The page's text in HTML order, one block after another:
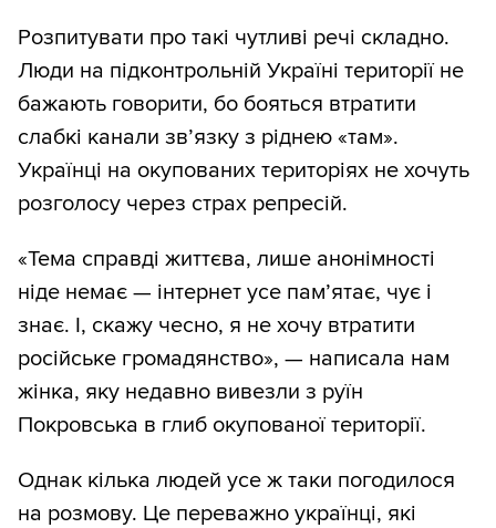
Розпитувати про такі чутливі речі складно.
Люди на підконтрольній Україні території не
бажають говорити, бо бояться втратити
слабкі канали зв’язку з ріднею «там».
Українці на окупованих територіях не хочуть
розголосу через страх репресій.
«Тема справді життєва, лише анонімності
ніде немає — інтернет усе пам’ятає, чує і
знає. І, скажу чесно, я не хочу втратити
російське громадянство», — написала нам
жінка, яку недавно вивезли з руїн
Покровська в глиб окупованої території.
Однак кілька людей усе ж таки погодилося
на розмову. Це переважно українці, які